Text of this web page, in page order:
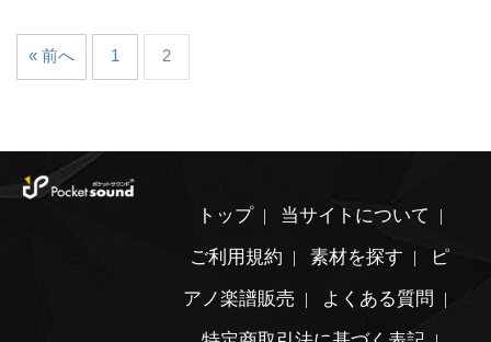
« 前へ 1 2
トップ
当サイトについて
ご利用規約
素材を探す
ピ
アノ楽譜販売
よくある質問